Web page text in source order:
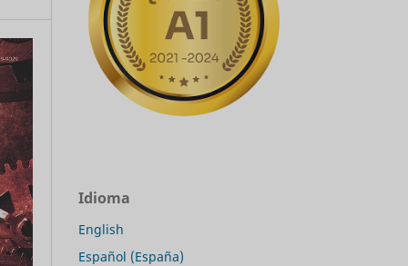
Idioma
English
Español (España)